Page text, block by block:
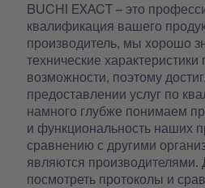
BUCHI EXACT – это
квалификация вашего
производитель, мы хорошо
технические характеристики
возможности, поэтому
предоставлении услуг по
намного глубже понимаем
и функциональность наших
сравнению с другими
являются производителями.
посмотреть протоколы и